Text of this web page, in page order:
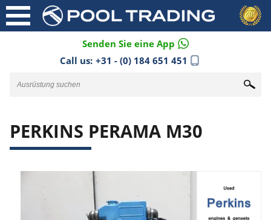
Senden Sie eine App
Call us: +31 - (0) 184 651 451
PERKINS PERAMA M30